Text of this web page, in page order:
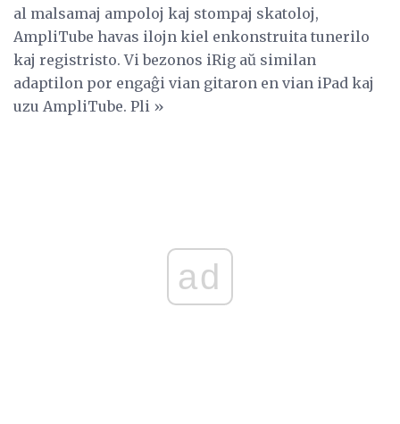
al malsamaj ampoloj kaj stompaj skatoloj,
AmpliTube havas ilojn kiel enkonstruita tunerilo
kaj registristo. Vi bezonos iRig aŭ similan
adaptilon por engaĝi vian gitaron en vian iPad kaj
uzu AmpliTube. Pli »
ad